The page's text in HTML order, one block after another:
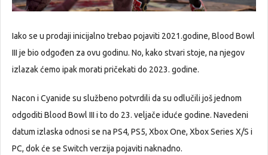
Iako se u prodaji inicijalno trebao pojaviti 2021.godine, Blood Bowl
III je bio odgođen za ovu godinu. No, kako stvari stoje, na njegov
izlazak ćemo ipak morati pričekati do 2023. godine.
Nacon i Cyanide su službeno potvrdili da su odlučili još jednom
odgoditi Blood Bowl III i to do 23. veljače iduće godine. Navedeni
datum izlaska odnosi se na PS4, PS5, Xbox One, Xbox Series X/S i
PC, dok će se Switch verzija pojaviti naknadno.